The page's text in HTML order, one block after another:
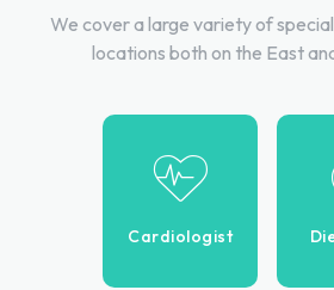
We cover a large variety of
locations both on the East
Cardiologist